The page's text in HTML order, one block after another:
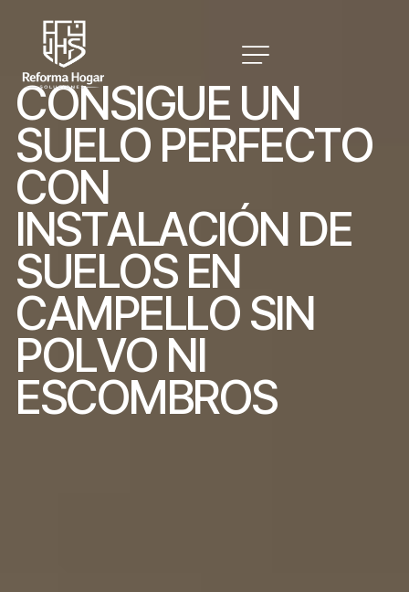
CONSIGUE UN
SUELO PERFECTO
CON
INSTALACIÓN DE
SUELOS EN
CAMPELLO SIN
POLVO NI
ESCOMBROS